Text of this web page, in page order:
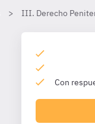
III. Derecho
Con